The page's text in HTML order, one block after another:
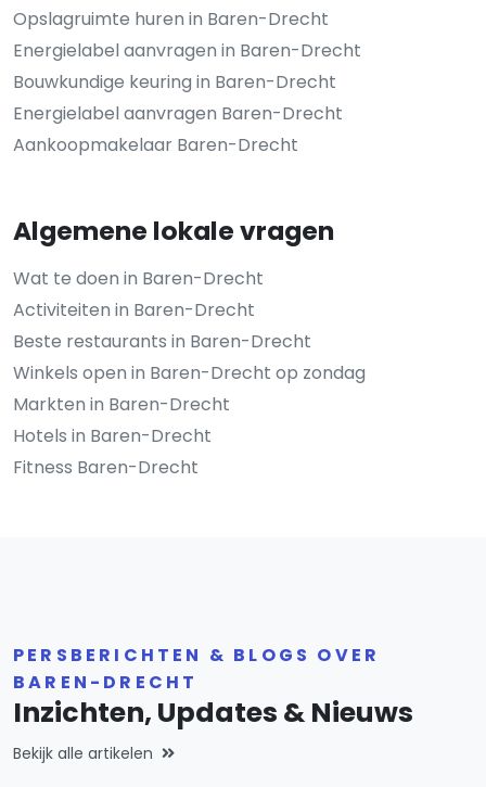
Opslagruimte huren in Baren-Drecht
Energielabel aanvragen in Baren-Drecht
Bouwkundige keuring in Baren-Drecht
Energielabel aanvragen Baren-Drecht
Aankoopmakelaar Baren-Drecht
Algemene lokale vragen
Wat te doen in Baren-Drecht
Activiteiten in Baren-Drecht
Beste restaurants in Baren-Drecht
Winkels open in Baren-Drecht op zondag
Markten in Baren-Drecht
Hotels in Baren-Drecht
Fitness Baren-Drecht
PERSBERICHTEN & BLOGS OVER
BAREN-DRECHT
Inzichten, Updates & Nieuws
Bekijk alle artikelen